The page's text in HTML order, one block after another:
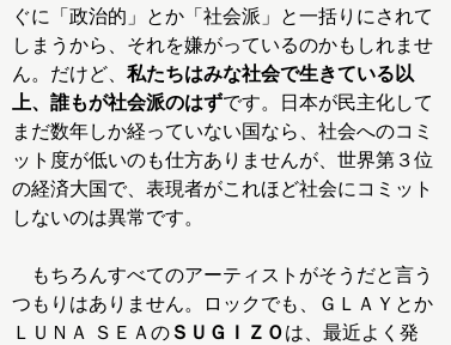
ぐに「政治的」とか「社会派」と一括りにされて
しまうから、それを嫌がっているのかもしれませ
ん。だけど、 私たちはみな社会で生きている以
上、誰もが社会派のはずです。日本が民主化して
まだ数年しか経っていない国なら、社会へのコミ
ット度が低いのも仕方ありませんが、世界第３位
の経済大国で、表現者がこれほど社会にコミット
しないのは異常です。
もちろんすべてのアーティストがそうだと言う
つもりはありません。ロックでも、ＧＬＡＹとか
ＬＵＮＡ ＳＥＡのＳＵＧＩＺＯは、最近よく発